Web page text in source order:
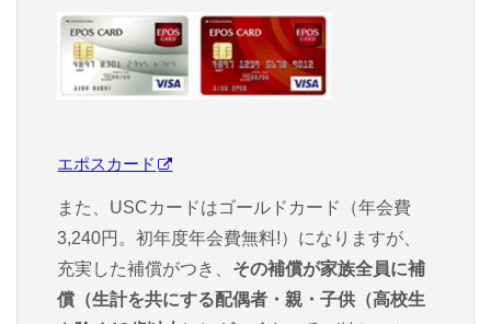
エポスカード
また、USCカードはゴールドカード（年会費
3,240円。初年度年会費無料!）になりますが、
充実した補償がつき、 その補償が家族全員に補
償（生計を共にする配偶者・親・子供（高校生